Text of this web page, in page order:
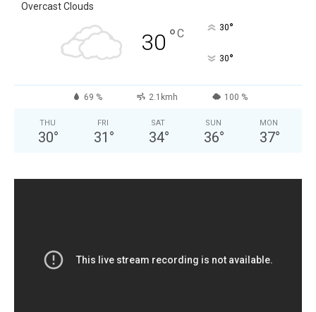
Overcast Clouds
30 °C 30°
30°
69 % 2.1kmh 100 %
THU
30°
FRI
31 °
SAT
34°
SUN
36°
MON
37°